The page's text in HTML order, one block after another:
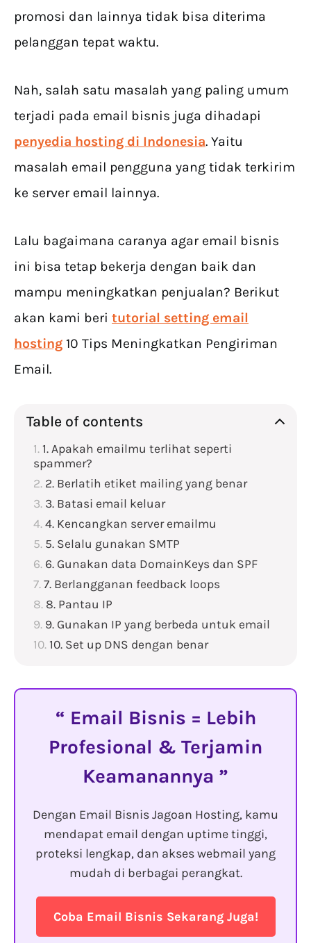
promosi dan lainnya tidak bisa diterima
pelanggan tepat waktu.
Nah, salah satu masalah yang paling umum
terjadi pada email bisnis juga dihadapi
penyedia hosting di Indonesia. Yaitu
masalah email pengguna yang tidak terkirim
ke server email lainnya.
Lalu bagaimana caranya agar email bisnis
ini bisa tetap bekerja dengan baik dan
mampu meningkatkan penjualan? Berikut
akan kami beri tutorial setting email
hosting 10 Tips Meningkatkan Pengiriman
Email.
Table of contents
1. Apakah emailmu terlihat seperti
spammer?
2. Berlatih etiket mailing yang benar
3. Batasi email keluar
4. Kencangkan server emailmu
5. Selalu gunakan SMTP
6. Gunakan data DomainKeys dan SPF
7. Berlangganan feedback loops
8. Pantau IP
9. Gunakan IP yang berbeda untuk email
10. Set up DNS dengan benar
Email Bisnis = Lebih
Profesional & Terjamin
Keamanannya
Dengan Email Bisnis Jagoan Hosting, kamu
mendapat email dengan uptime tinggi,
proteksi lengkap, dan akses webmail yang
mudah di berbagai perangkat.
Coba Email Bisnis Sekarang Juga!